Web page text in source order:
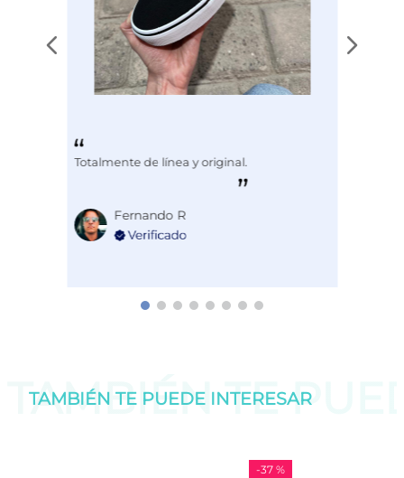
Totalmente de línea y original.
Fernando R
TAMBIÉN TE
TAMBIÉN TE PUEDE INTERESAR
-37 %